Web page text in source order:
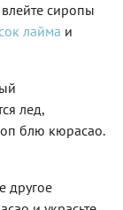
сиропы
сок лайма и
лед,
блю кюрасао.
другое